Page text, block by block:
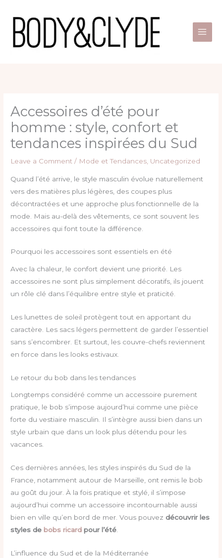
content
Accessoires d’été pour
homme : style, confort et
tendances inspirées du Sud
Leave a Comment / Mode et Tendances Uncategorized
Quand l’été arrive, le style masculin évolue naturellement
vers des matières plus légères, des coupes plus
décontractées et une approche plus fonctionnelle de la
mode. Mais au-delà des vêtements, ce sont souvent les
accessoires qui font toute la différence.
Pourquoi les accessoires sont essentiels en été
Avec la chaleur, le confort devient une priorité. Les
accessoires ne sont plus simplement décoratifs, ils jouent
un rôle clé dans l’équilibre entre style et praticité.
Les lunettes de soleil protègent tout en apportant du
caractère. Les sacs légers permettent de garder l’essentiel
sans s’encombrer. Et surtout, les couvre-chefs reviennent
en force dans les looks estivaux.
Le retour du bob dans les tendances
Longtemps considéré comme un accessoire purement
pratique, le bob s’impose aujourd’hui comme une pièce
forte du vestiaire masculin. Il s’intègre aussi bien dans un
style urbain que dans un look plus détendu pour les
vacances.
Ces dernières années, les styles inspirés du Sud de la
France, notamment autour de Marseille, ont remis le bob
au goût du jour. À la fois pratique et stylé, il s’impose
aujourd’hui comme un accessoire incontournable aussi
bien en ville qu’en bord de mer. Vous pouvezdécouvrir les
styles debobs ricard pour l’été
L’influence du Sud et de la Méditerranée